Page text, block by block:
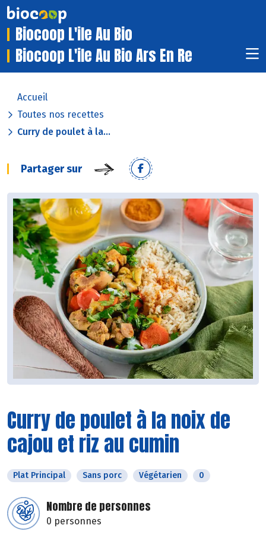
Biocoop L'ile Au Bio
Biocoop L'ile Au Bio Ars En Re
Accueil
Toutes nos recettes
Curry de poulet à la...
Partager sur
Curry de poulet à la noix de
cajou et riz au cumin
Plat Principal Sans porc Végétarien 0
Nombre de personnes
0 personnes